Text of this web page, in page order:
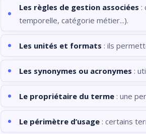
Les règles de gestion associées :
temporelle, catégorie métier...).
Les unités et formats : ils
Les synonymes ou acronymes :
Le propriétaire du terme : une
Le périmètre d’usage : certains